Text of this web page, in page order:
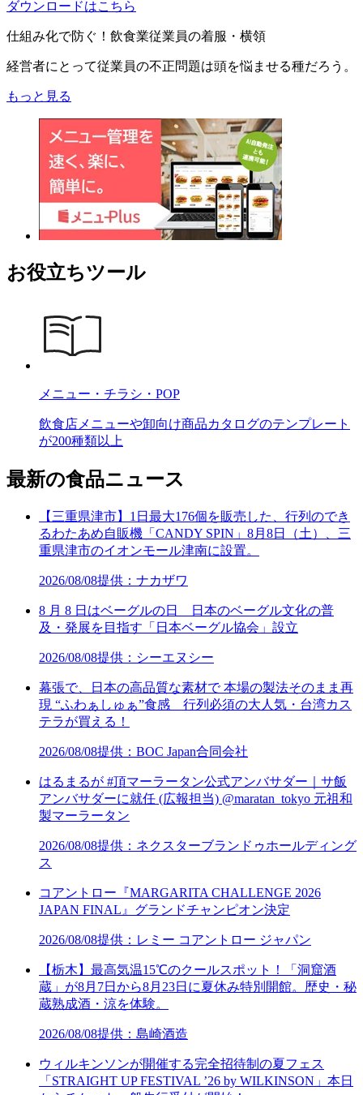
ダウンロードはこちら
仕組み化で防ぐ！飲食業従業員の着服・横領
経営者にとって従業員の不正問題は頭を悩ませる種だろう。
もっと見る
お役立ちツール
メニュー・チラシ・POP
飲食店メニューや卸向け商品カタログのテンプレート
が200種類以上
最新の食品ニュース
【三重県津市】1日最大176個を販売した、行列のでき
るわたあめ自販機「CANDY SPIN」8月8日（土）、三
重県津市のイオンモール津南に設置。
2026/08/08提供：ナカザワ
8 月 8 日はベーグルの日 日本のベーグル文化の普
及・発展を目指す「日本ベーグル協会」設立
2026/08/08提供：シーエヌシー
幕張で、日本の高品質な素材で 本場の製法そのまま再
現 “ふわぁしゅぁ”食感 行列必須の大人気・台湾カス
テラが買える！
2026/08/08提供：BOC Japan合同会社
はるまるが #頂マーラータン公式アンバサダー｜サ飯
アンバサダーに就任 (広報担当) @maratan_tokyo 元祖和
製マーラータン
2026/08/08提供：ネクスターブランドゥホールディング
ス
コアントロー『MARGARITA CHALLENGE 2026
JAPAN FINAL』グランドチャンピオン決定
2026/08/08提供：レミー コアントロー ジャパン
【栃木】最高気温15℃のクールスポット！「洞窟酒
蔵」が8月7日から8月23日に夏休み特別開館。歴史・秘
蔵熟成酒・涼を体験。
2026/08/08提供：島崎酒造
ウィルキンソンが開催する完全招待制の夏フェス
「STRAIGHT UP FESTIVAL ’26 by WILKINSON」本日